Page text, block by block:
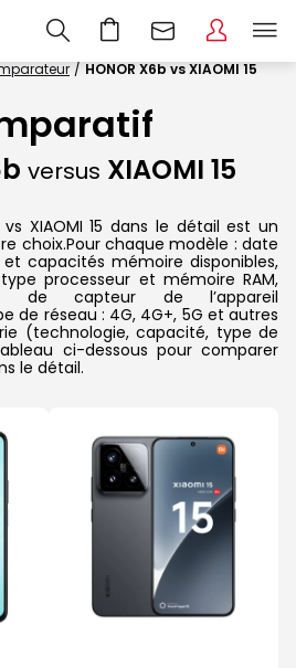
HONOR X6b vs XIAOMI 15
versus XIAOMI 15
XIAOMI 15 dans le détail est un
choix.Pour chaque modèle : date
capacités mémoire disponibles,
processeur et mémoire RAM,
de capteur de l’appareil
de réseau : 4G, 4G+, 5G et autres
(technologie, capacité, type de
ci-dessous pour comparer
le détail.